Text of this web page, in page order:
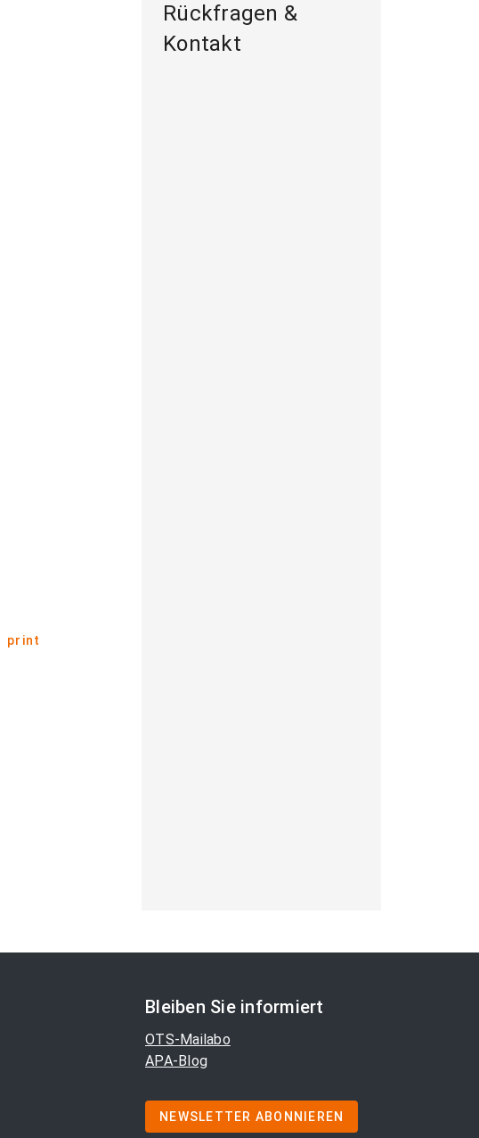
print
Rückfragen &
Kontakt
Bleiben Sie informiert
OTS-Mailabo
APA-Blog
NEWSLETTER ABONNIEREN